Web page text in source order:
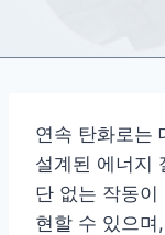
연속 탄화로는
설계된 에너지
단 없는 작동이
현할 수 있으